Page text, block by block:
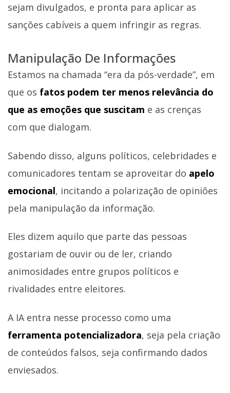
sejam divulgados, e pronta para aplicar as
sanções cabíveis a quem infringir as regras.
Manipulação De Informações
Estamos na chamada “era da pós-verdade”, em
que os fatos podem ter menos relevância do
que as emoções que suscitam e as crenças
com que dialogam.
Sabendo disso, alguns políticos, celebridades e
comunicadores tentam se aproveitar do apelo
emocional, incitando a polarização de opiniões
pela manipulação da informação.
Eles dizem aquilo que parte das pessoas
gostariam de ouvir ou de ler, criando
animosidades entre grupos políticos e
rivalidades entre eleitores.
A IA entra nesse processo como uma
ferramenta potencializadora, seja pela criação
de conteúdos falsos, seja confirmando dados
enviesados.